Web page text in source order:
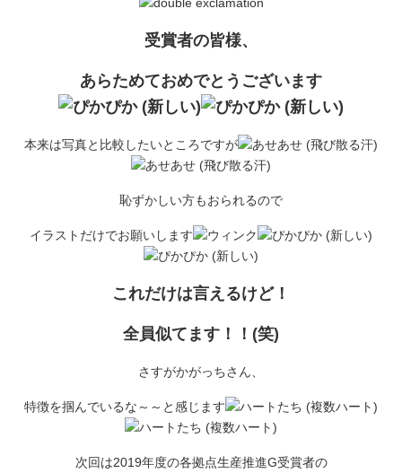
受賞者の皆様、
あらためておめでとうございます
本来は写真と比較したいところですが
恥ずかしい方もおられるので
イラストだけでお願いします
これだけは言えるけど！
全員似てます！！(笑)
さすがかがっちさん、
特徴を掴んでいるな～～と感じます
次回は2019年度の各拠点生産推進G受賞者の